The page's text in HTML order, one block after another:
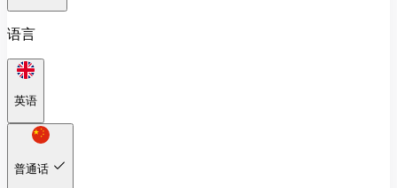
语言
英语
普通话